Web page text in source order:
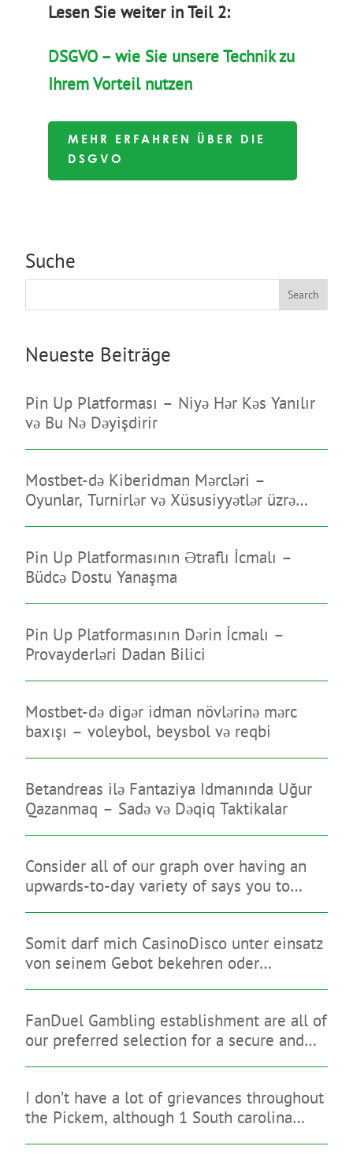
Lesen Sie weiter in Teil 2:
DSGVO – wie Sie unsere Technik zu
Ihrem Vorteil nutzen
MEHR ERFAHREN ÜBER DIE
DSGVO
Suche
Search
Neueste Beiträge
Pin Up Platforması – Niyə Hər Kəs Yanılır
və Bu Nə Dəyişdirir
Mostbet-də Kiberidman Mərcləri –
Oyunlar, Turnirlər və Xüsusiyyətlər üzrə
Pin Up Platformasının Ətraflı İcmalı –
Büdcə Dostu Yanaşma
Pin Up Platformasının Dərin İcmalı –
Provayderləri Dadan Bilici
Mostbet-də digər idman növlərinə mərc
baxışı – voleybol, beysbol və reqbi
Betandreas ilə Fantaziya Idmanında Uğur
Qazanmaq – Sadə və Dəqiq Taktikalar
Consider all of our graph over having an
upwards-to-day variety of says you to
Somit darf mich CasinoDisco unter einsatz
von seinem Gebot bekehren oder
FanDuel Gambling establishment are all of
our preferred selection for a secure and
I don’t have a lot of grievances throughout
the Pickem, although 1 South carolina